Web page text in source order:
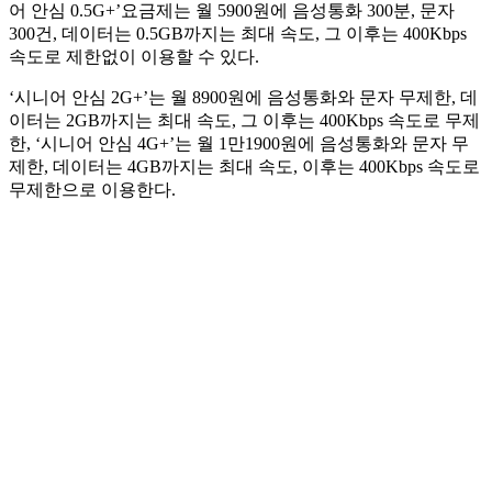
어 안심 0.5G+’요금제는 월 5900원에 음성통화 300분, 문자
300건, 데이터는 0.5GB까지는 최대 속도, 그 이후는 400Kbps
속도로 제한없이 이용할 수 있다.
‘시니어 안심 2G+’는 월 8900원에 음성통화와 문자 무제한, 데
이터는 2GB까지는 최대 속도, 그 이후는 400Kbps 속도로 무제
한, ‘시니어 안심 4G+’는 월 1만1900원에 음성통화와 문자 무
제한, 데이터는 4GB까지는 최대 속도, 이후는 400Kbps 속도로
무제한으로 이용한다.